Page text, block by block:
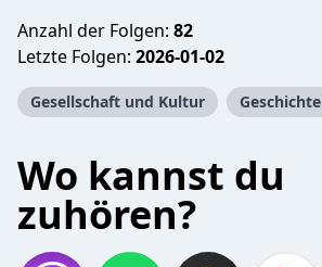
Anzahl der Folgen: 82
Letzte Folgen: 2026-01-02
Gesellschaft und Kultur Geschichte
Wo kannst du
zuhören?